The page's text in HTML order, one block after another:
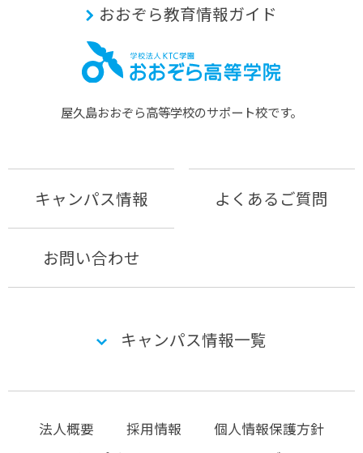
おおぞら教育情報ガイド
屋久島おおぞら⾼等学校のサポート校です。
キャンパス情報 よくあるご質問
お問い合わせ
キャンパス情報一覧
法人概要 採用情報
個人情報保護方針